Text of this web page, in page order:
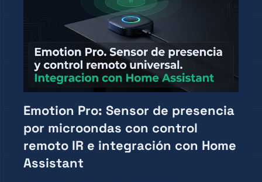
Emotion Pro: Sensor de presencia
por microondas con control
remoto IR e integración con Home
Assistant